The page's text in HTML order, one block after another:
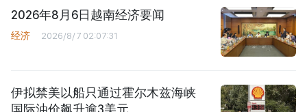
2026年8月6日越南经济要闻
经济 2026/8/7 02:07:31
伊拟禁美以船只通过霍尔木兹海峡
国际油价飙升逾3美元